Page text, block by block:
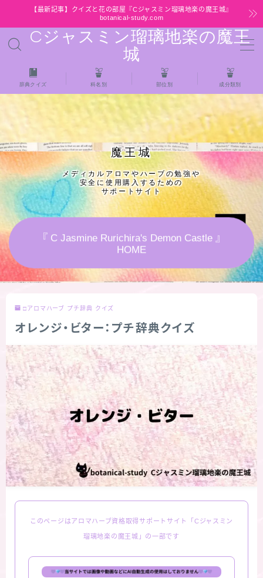
【最新記事】クイズと花の部屋『Cジャスミン瑠璃地楽の魔王城』
botanical-study.com
Cジャスミン瑠璃地楽の魔王
城
MENU
HOME
【最新】クイズと花の部屋
★全種/アロマハーブスパイス基材 プチ辞典ク
イズ＆プチ辞典
★アロマ検定＋αクイズ
★アロマハーブ傾向チェック
秘密部屋
お知らせ
Cジャスミン瑠璃地楽の主な活動先リンク集
プロフィール
アロマハーブアンケート
おすすめ商品＆レビュー
★スペシャルアロマハーブ４択クイズ (kindle出
FAQ
辞典クイズ 科名別 部位別 成分類別
魔王城
メディカルアロマやハーブの勉強や
安全に使用購入するための
サポートサイト
『 C Jasmine Rurichira's Demon Castle 』
HOME
□アロマハーブ プチ辞典 クイズ
オレンジ・ビター：プチ辞典クイズ
このページはアロマハーブ資格取得サポートサイト「Cジャスミン
瑠璃地楽の魔王城」の一部です